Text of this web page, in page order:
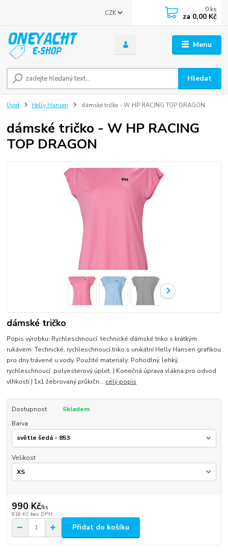
Menu
CZK
Hledat
0 ks
za 0,00 Kč
Úvod Helly Hansen dámské tričko - W HP RACING TOP DRAGON
dámské tričko - W HP RACING
TOP DRAGON
dámské tričko
Popis výrobku: Rychleschnoucí, technické dámské triko s krátkým
rukávem. Technické, rychleschnoucí triko s unikátní Helly Hansen grafikou
pro dny trávené u vody. Použité materiály: Pohodlný, lehký,
rychleschnoucí polyesterový úplet. | Konečná úprava vlákna pro odvod
vlhkosti | 1x1 žebrovaný průkrčn... celý popis
Dostupnost
Skladem
Barva
Velikost
990 Kč/ks
818 Kč bez DPH
Přidat do košíku